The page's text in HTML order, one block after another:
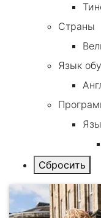
Страны
Язык